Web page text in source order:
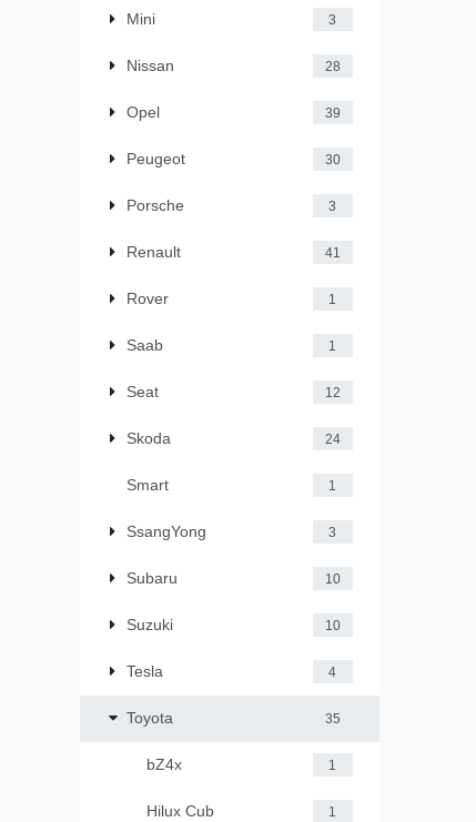
Mini 3
Nissan 28
Opel 39
Peugeot 30
Porsche 3
Renault 41
Rover 1
Saab 1
Seat 12
Skoda 24
Smart 1
SsangYong 3
Subaru 10
Suzuki 10
Tesla 4
Toyota 35
bZ4x 1
Hilux Cub 1